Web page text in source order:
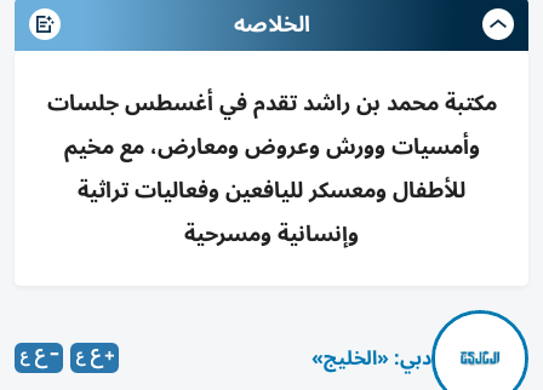
الخلاصه
مكتبة محمد بن راشد تقدم في أغسطس جلسات
وأمسيات وورش وعروض ومعارض، مع مخيم
للأطفال ومعسكر لليافعين وفعاليات تراثية
وإنسانية ومسرحية
دبي: «الخليج»